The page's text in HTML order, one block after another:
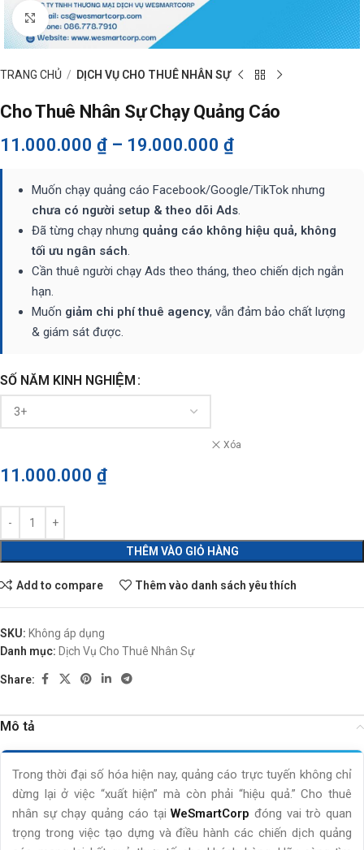
Click to enlarge
TRANG CHỦ DỊCH VỤ CHO THUÊ NHÂN SỰ
Cho Thuê Nhân Sự Chạy Quảng Cáo
11.000.000 ₫ – 19.000.000 ₫
Muốn chạy quảng cáo Facebook/Google/TikTok nhưng
chưa có người setup & theo dõi Ads.
Đã từng chạy nhưng quảng cáo không hiệu quả, không
tối ưu ngân sách.
Cần thuê người chạy Ads theo tháng, theo chiến dịch ngắn
hạn.
Muốn giảm chi phí thuê agency, vẫn đảm bảo chất lượng
& giám sát được.
SỐ NĂM KINH NGHIỆM
Xóa
11.000.000 ₫
THÊM VÀO GIỎ HÀNG
Add to compare Thêm vào danh sách yêu thích
SKU: Không áp dụng
Danh mục: Dịch Vụ Cho Thuê Nhân Sự
Share:
Mô tả
Trong thời đại số hóa hiện nay, quảng cáo trực tuyến không chỉ
dừng lại ở việc “xuất hiện” mà còn phải “hiệu quả.” Cho thuê
nhân sự chạy quảng cáo tạiWeSmartCorp đóng vai trò quan
trọng trong việc tạo dựng và điều hành các chiến dịch quảng